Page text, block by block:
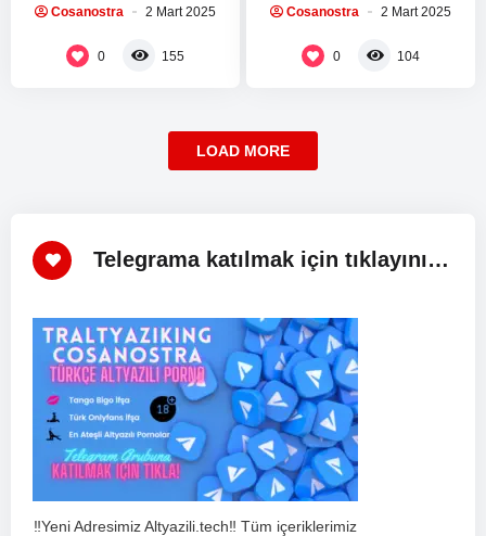
Hayır, yeterince konuştun.
ABD Başkanı Donald…
Cosanostra 2 Mart 2025
0 155
çoğu sahneyi…
Cosanostra 2 Mart 2025
0 104
LOAD MORE
Telegrama katılmak için tıklayınız!
‼️Yeni Adresimiz Altyazili.tech‼️ Tüm içeriklerimiz